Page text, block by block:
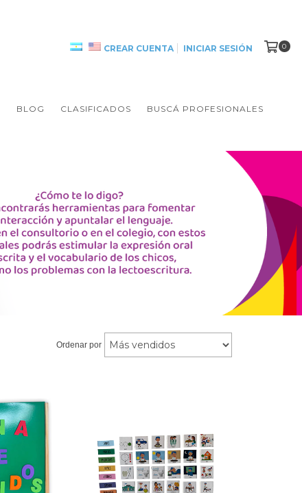
CREAR CUENTA INICIAR SESIÓN 0
BLOG CLASIFICADOS BUSCÁ PROFESIONALES
Ordenar por